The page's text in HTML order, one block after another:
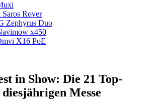
Rover
Zephyrus Duo
x450
X16 PoE
in Show: Die 21 Top-
Messe